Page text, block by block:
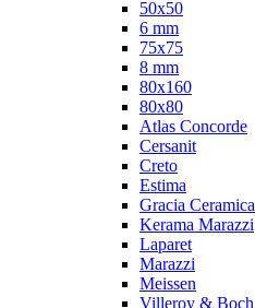
50x50
6 mm
75х75
8 mm
80x160
80x80
Atlas Concorde
Cersanit
Creto
Estima
Gracia Ceramica
Kerama Marazzi
Laparet
Marazzi
Meissen
Villeroy & Boch